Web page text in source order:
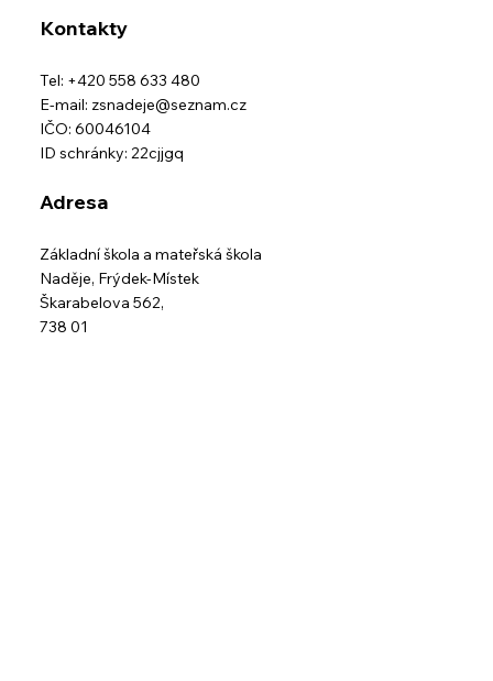
Kontakty
Tel: +420 558 633 480
E-mail: zsnadeje@seznam.cz
IČO: 60046104
ID schránky: 22cjjgq
Adresa
Základní škola a mateřská škola
Naděje, Frýdek-Místek
Škarabelova 562,
738 01